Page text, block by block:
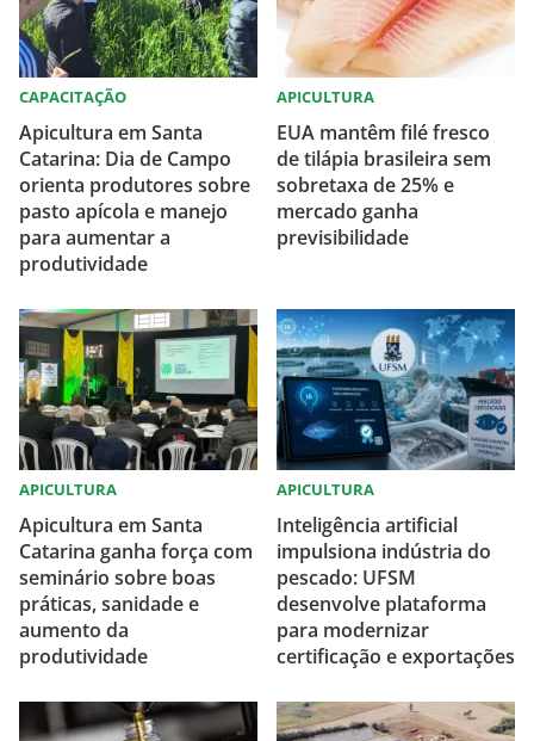
CAPACITAÇÃO
Apicultura em Santa
Catarina: Dia de Campo
orienta produtores sobre
pasto apícola e manejo
para aumentar a
produtividade
APICULTURA
EUA mantêm filé fresco
de tilápia brasileira sem
sobretaxa de 25% e
mercado ganha
previsibilidade
APICULTURA
Apicultura em Santa
Catarina ganha força com
seminário sobre boas
práticas, sanidade e
aumento da
produtividade
APICULTURA
Inteligência artificial
impulsiona indústria do
pescado: UFSM
desenvolve plataforma
para modernizar
certificação e exportações